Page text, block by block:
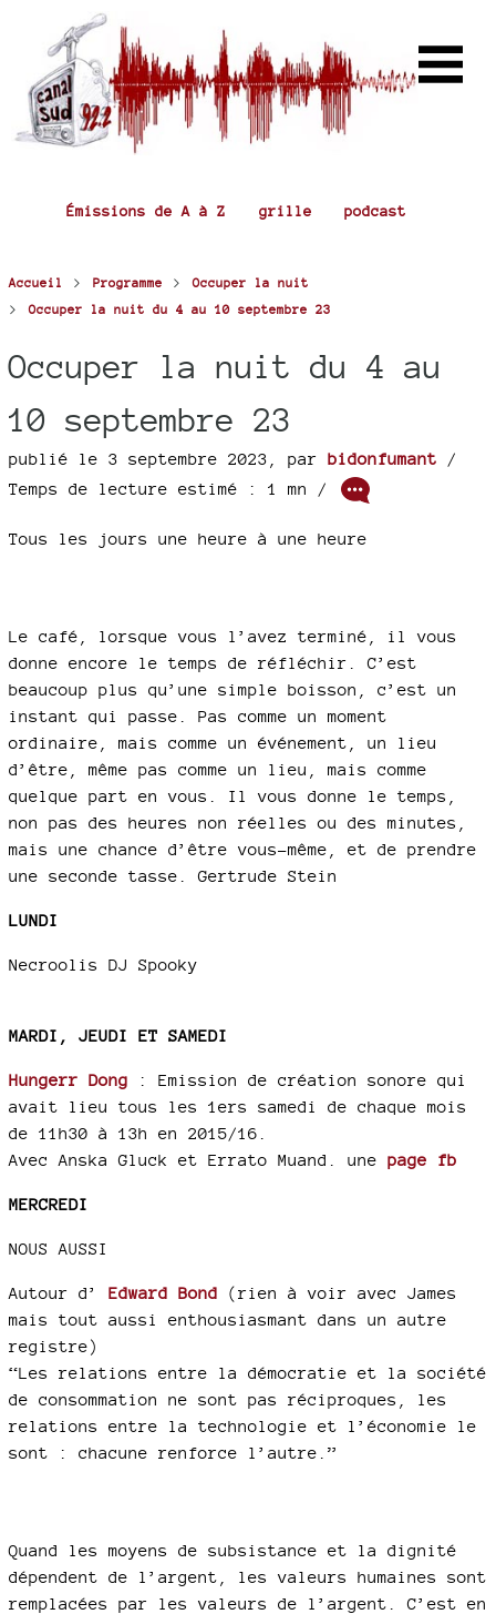
Émissions de A à Z grille podcast
Accueil > Programme >Occuper la nuit
>Occuper la nuit du 4 au 10 septembre 23
Occuper la nuit du 4 au
10 septembre 23
publié le 3 septembre 2023 par bidonfumant /
Temps de lecture estimé : 1 mn /
Tous les jours une heure à une heure
Le café, lorsque vous l’avez terminé, il vous
donne encore le temps de réfléchir. C’est
beaucoup plus qu’une simple boisson, c’est un
instant qui passe. Pas comme un moment
ordinaire, mais comme un événement, un lieu
d’être, même pas comme un lieu, mais comme
quelque part en vous. Il vous donne le temps,
non pas des heures non réelles ou des minutes,
mais une chance d’être vous-même, et de prendre
une seconde tasse. Gertrude Stein
LUNDI
Necroolis DJ Spooky
MARDI, JEUDI ET SAMEDI
Hungerr Dong : Emission de création sonore qui
avait lieu tous les 1ers samedi de chaque mois
de 11h30 à 13h en 2015/16.
Avec Anska Gluck et Errato Muand. une page fb
MERCREDI
NOUS AUSSI
Autour d’ Edward Bond (rien à voir avec James
mais tout aussi enthousiasmant dans un autre
registre)
“Les relations entre la démocratie et la société
de consommation ne sont pas réciproques, les
relations entre la technologie et l’économie le
sont : chacune renforce l’autre.”
Quand les moyens de subsistance et la dignité
dépendent de l’argent, les valeurs humaines sont
remplacées par les valeurs de l’argent. C’est en